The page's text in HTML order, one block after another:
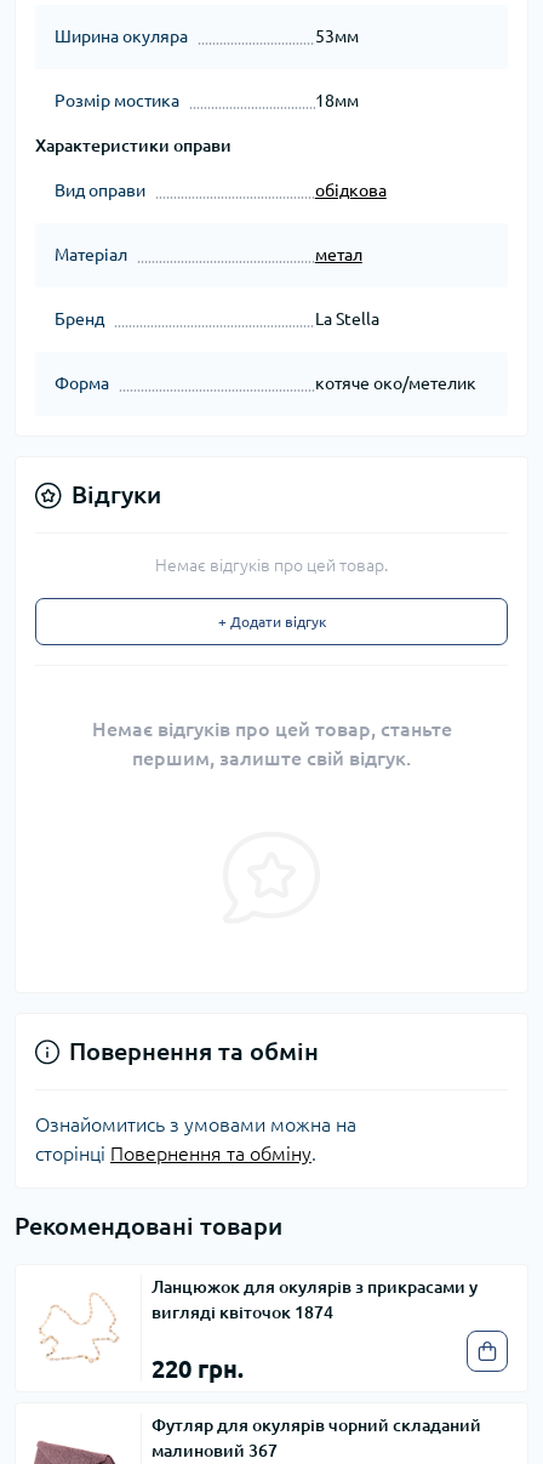
Ширина окуляра 53мм
Розмір мостика 18мм
Характеристики оправи
Вид оправи обідкова
Матеріал метал
Бренд La Stella
Форма котяче око/метелик
Відгуки
Немає відгуків про цей товар.
+ Додати відгук
Немає відгуків про цей товар, станьте
першим, залиште свій відгук.
Повернення та обмін
Ознайомитись з умовами можна на
сторінці Повернення та обміну.
Рекомендовані товари
Ланцюжок для окулярів з прикрасами у
вигляді квіточок 1874
220 грн.
Футляр для окулярів чорний складаний
малиновий 367